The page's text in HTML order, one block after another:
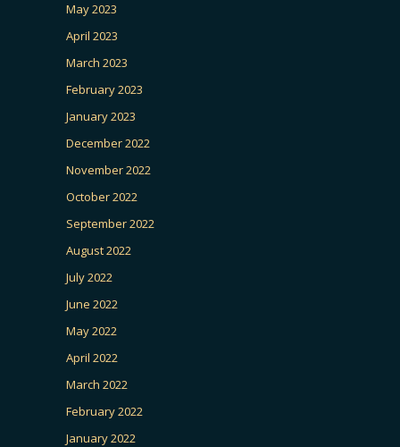
May 2023
April 2023
March 2023
February 2023
January 2023
December 2022
November 2022
October 2022
September 2022
August 2022
July 2022
June 2022
May 2022
April 2022
March 2022
February 2022
January 2022